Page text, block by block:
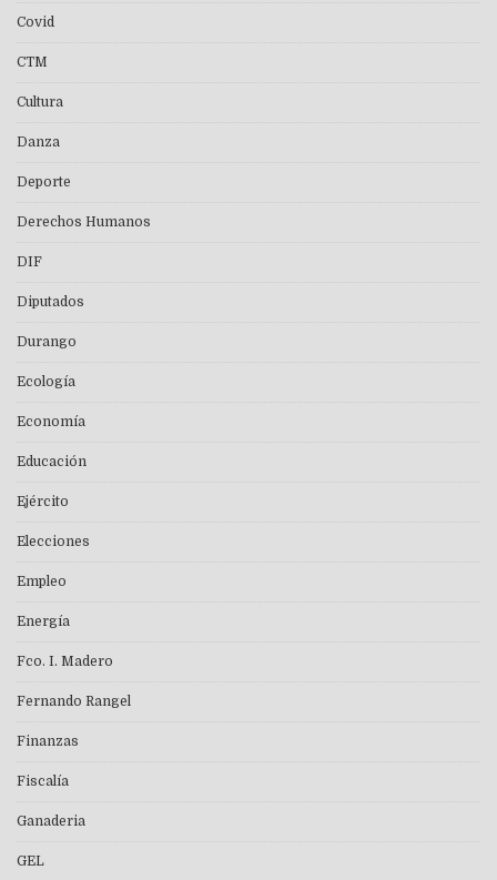
Covid
CTM
Cultura
Danza
Deporte
Derechos Humanos
DIF
Diputados
Durango
Ecología
Economía
Educación
Ejército
Elecciones
Empleo
Energía
Fco. I. Madero
Fernando Rangel
Finanzas
Fiscalía
Ganaderia
GEL